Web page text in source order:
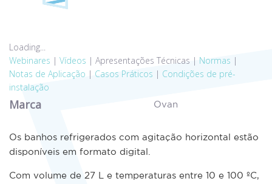
Loading...
Webinares | Vídeos | Apresentações Técnicas | Normas |
Notas de Aplicação | Casos Práticos | Condições de pré-
instalação
Marca Ovan
Os banhos refrigerados com agitação horizontal estão
disponíveis em formato digital.
Com volume de 27 L e temperaturas entre 10 e 100 ºC,